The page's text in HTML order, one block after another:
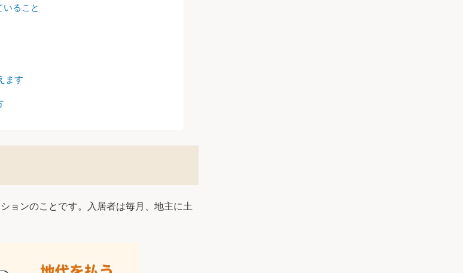
ること
ます
ョンのことです。入居者は毎月、地主に土